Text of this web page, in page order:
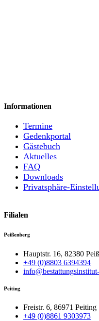
Informationen
Termine
Gedenkportal
Gästebuch
Aktuelles
FAQ
Downloads
Privatsphäre-
Filialen
Peißenberg
Hauptstr. 16, 82380
+49 (0)8803 6394394
Peiting
Freistr. 6, 86971 Peiting
+49 (0)8861 9303973